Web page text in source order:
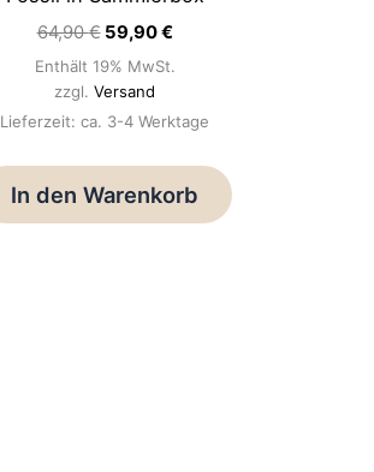
64,90€ 59,90€
Enthält 19% MwSt.
zzgl. Versand
Lieferzeit: ca. 3-4 Werktage
In den Warenkorb